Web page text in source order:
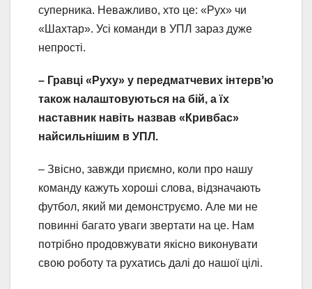
суперника. Неважливо, хто це: «Рух» чи
«Шахтар». Усі команди в УПЛ зараз дуже
непрості.
– Гравці «Руху» у передматчевих інтервʼю
також налаштовуються на бій, а їх
наставник навіть назвав «Кривбас»
найсильнішим в УПЛ.
– Звісно, завжди приємно, коли про нашу
команду кажуть хороші слова, відзначають
футбол, який ми демонструємо. Але ми не
повинні багато уваги звертати на це. Нам
потрібно продовжувати якісно виконувати
свою роботу та рухатись далі до нашої цілі.